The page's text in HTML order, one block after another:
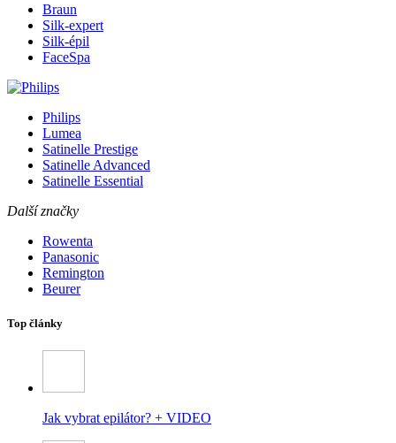
Braun
Silk-expert
Silk-épil
FaceSpa
Philips
Lumea
Satinelle Prestige
Satinelle Advanced
Satinelle Essential
Další značky
Rowenta
Panasonic
Remington
Beurer
Top články
Jak vybrat epilátor? + VIDEO